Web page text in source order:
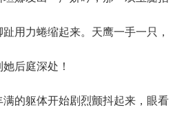
用力蜷缩起来。天鹰一手一只，
后庭深处！
躯体开始剧烈颤抖起来，眼看